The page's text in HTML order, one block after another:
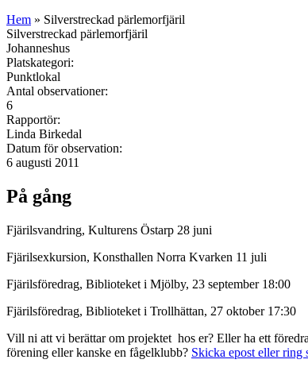
Hem » Silverstreckad pärlemorfjäril
Silverstreckad pärlemorfjäril
Johanneshus
Platskategori:
Punktlokal
Antal observationer:
6
Rapportör:
Linda Birkedal
Datum för observation:
6 augusti 2011
På gång
Fjärilsvandring, Kulturens Östarp 28 juni
Fjärilsexkursion, Konsthallen Norra Kvarken 11 juli
Fjärilsföredrag, Biblioteket i Mjölby, 23 september 18:00
Fjärilsföredrag, Biblioteket i Trollhättan, 27 oktober 17:30
Vill ni att vi berättar om projektet hos er? Eller ha ett
förening eller kanske en fågelklubb? Skicka epost eller ring